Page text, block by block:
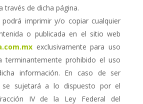
través de dicha página.
podrá imprimir y/o copiar cualquier
o publicada en el sitio web
exclusivamente para uso
terminantemente prohibido el uso
información. En caso de ser
se sujetará a lo dispuesto por el
IV de la Ley Federal del